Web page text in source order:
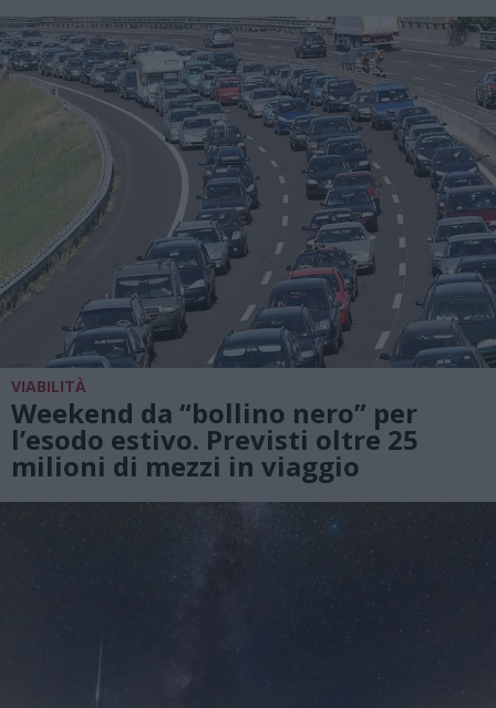
VIABILITÀ
Weekend da “bollino nero” per
l’esodo estivo. Previsti oltre 25
milioni di mezzi in viaggio